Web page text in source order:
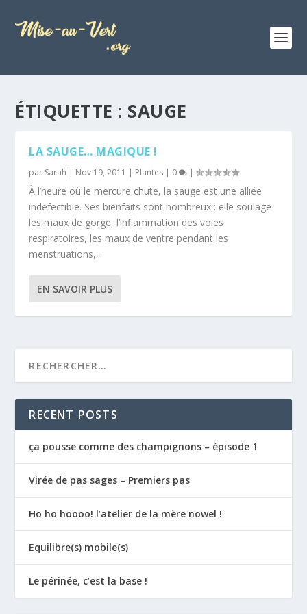
ÉTIQUETTE : SAUGE
LA SAUGE… MAGIQUE !
par Sarah | Nov 19, 2011 | Plantes | 0 |
À l’heure où le mercure chute, la sauge est une alliée
indefectible. Ses bienfaits sont nombreux : elle soulage
les maux de gorge, l’inflammation des voies
respiratoires, les maux de ventre pendant les
menstruations,...
EN SAVOIR PLUS
RECENT POSTS
ça pousse comme des champignons – épisode 1
Virée de pas sages – Premiers pas
Ho ho hoooo! l’atelier de la mère nowel !
Equilibre(s) mobile(s)
Le périnée, c’est la base !